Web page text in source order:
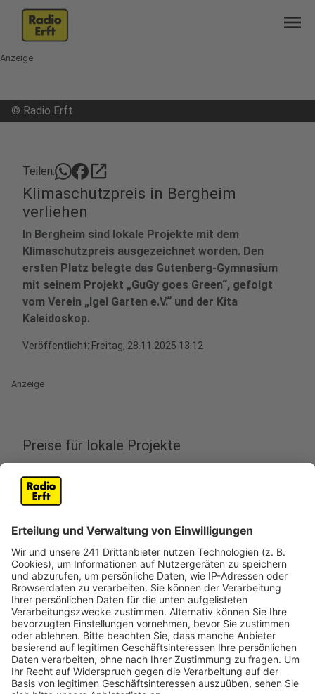
menu
Anzeige
© Radio Erft
Teilen: open_in_new
Klimaschutzpreis in Bergheim
verliehen
In Bergheim sind lokale Projekte mit dem
Klimaschutzpreis ausgezeichnet worden. Den
ersten Platz belegte das Gutenberg-Gymnasium
mit seinem Projekt „GuGy goes Green“, gefolgt
vom Verein „Igel Garten e.V.“ und der Kita
Kaleidoskop.
Veröffentlicht: Freitag, 28.11.2025 13:12
Anzeige
Preise für lokale Projekte
in Bergheim wurden jetzt lokale Projekte rund um
Umwelt- und Klimaschutz mit dem Klimaschutzpreis
ausgezeichnet. Teilgenommen haben viele Vereine,
Schulen und Kindergärten. Das Engagement der
Teilnehmer macht das Klimaschutzprojekt zu etwas
Besonderem, sagt Bergheims Bürgermeister Volker
Mießeler. Gewonnen hat in diesem Jahr erneut das
Gutenberg-Gymnasium mit seinem Projekt „GuGy goes
Green“. Dabei betreuen die Schüler unter anderem
Bienenstöcke und eine Photovoltaikanlage. Auf Platz